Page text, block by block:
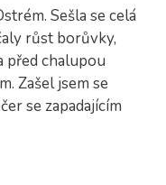
Sešla se celá
růst borůvky,
před chalupou
Zašel jsem se
se zapadajícím